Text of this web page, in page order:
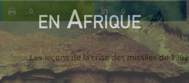
0 0
Les leçons de la crise des missiles de 1962